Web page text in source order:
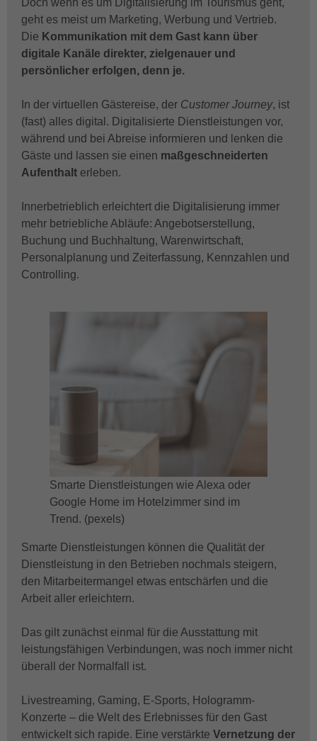
Doch wenn es um Digitalisierung im Tourismus geht,
geht es meist um Marketing, Werbung und Vertrieb.
Die Kommunikation mit dem Gast kann über
digitale Kanäle direkter, zielgenauer und
persönlicher erfolgen, denn je.
In der virtuellen Gästereise, der Customer Journey, ist
(fast) alles digital. Digitalisierte Dienstleistungen vor,
während und bei Abreise informieren und lenken die
Gäste und lassen sie einen maßgeschneiderten
Aufenthalt erleben.
Innerbetrieblich erleichtert die Digitalisierung immer
mehr betriebliche Abläufe: Angebotserstellung,
Buchung und Buchhaltung, Warenwirtschaft,
Personalplanung und Zeiterfassung, Kennzahlen und
Controlling.
Smarte Dienstleistungen wie Alexa oder
Google Home im Hotelzimmer sind im
Trend. (pexels)
Smarte Dienstleistungen können die Qualität der
Dienstleistung in den Betrieben nochmals steigern,
den Mitarbeitermangel etwas entschärfen und die
Arbeit aller erleichtern.
Das gilt zunächst einmal für die Ausstattung mit
leistungsfähigen Verbindungen, was noch immer nicht
überall der Normalfall ist.
Livestreaming, Gaming, E-Sports, Hologramm-
Konzerte – die Welt des Erlebnisses für den Gast
entwickelt sich rapide. Eine verstärkte Vernetzung der